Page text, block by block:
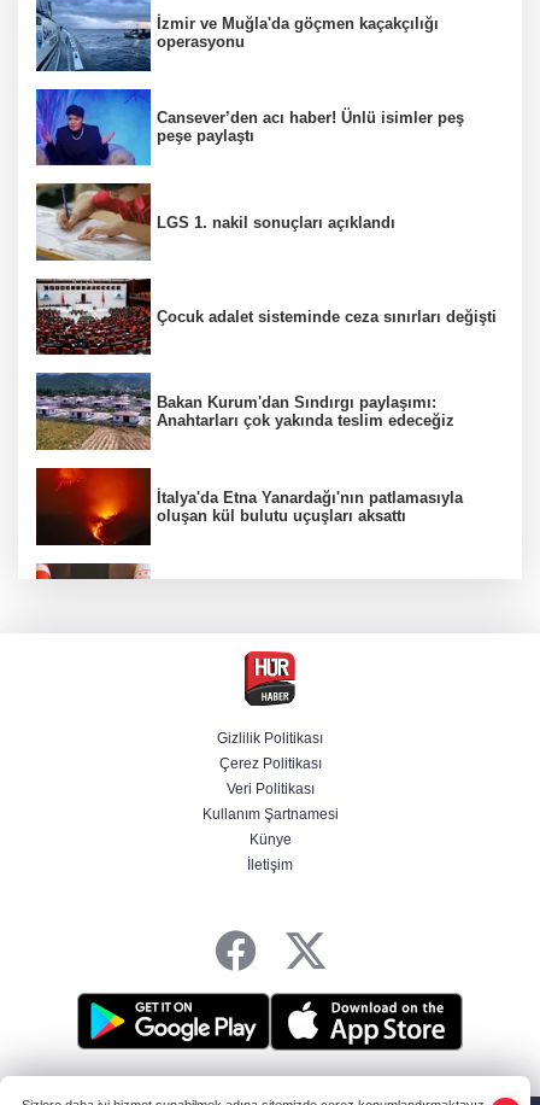
İzmir ve Muğla'da göçmen kaçakçılığı
operasyonu
Cansever’den acı haber! Ünlü isimler peş
peşe paylaştı
LGS 1. nakil sonuçları açıklandı
Çocuk adalet sisteminde ceza sınırları değişti
Bakan Kurum'dan Sındırgı paylaşımı:
Anahtarları çok yakında teslim edeceğiz
İtalya'da Etna Yanardağı'nın patlamasıyla
oluşan kül bulutu uçuşları aksattı
Yurt dışına kaçmaya hazırlanan 3 FETÖ'cü
Selçuk Bayraktar, Şırnak'ta TEKNOFEST Dron
Şampiyonası'na katıldı
Gizlilik Politikası
Çerez Politikası
Veri Politikası
Kullanım Şartnamesi
Künye
İletişim